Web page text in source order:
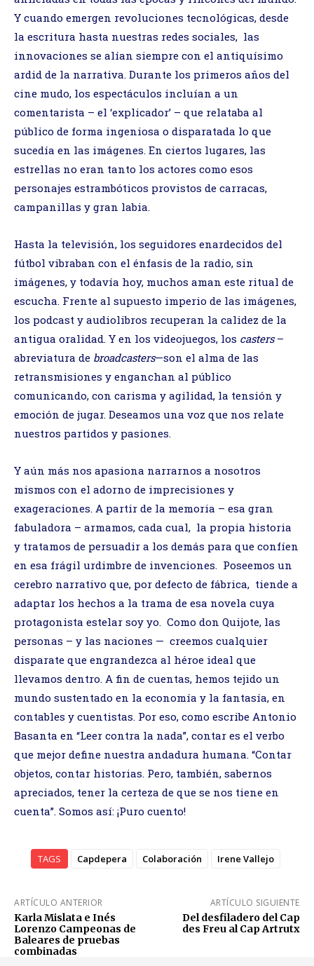
Y cuando emergen revoluciones tecnológicas, desde
la escritura hasta nuestras redes sociales, las
innovaciones se alían siempre con el antiquísimo
ardid de la narrativa. Durante los primeros años del
cine mudo, los espectáculos incluían a un
comentarista – el ‘explicador’ – que relataba al
público de forma ingeniosa o disparatada lo que
sucedía en las imágenes. En ciertos lugares, las
estrellas no eran tanto los actores como esos
personajes estrambóticos provistos de carracas,
campanillas y gran labia.
Hasta la televisión, los seguidores enardecidos del
fútbol vibraban con el énfasis de la radio, sin
imágenes, y todavía hoy, muchos aman este ritual de
escucha. Frente al supuesto imperio de las imágenes,
los podcast y audiolibros recuperan la calidez de la
antigua oralidad. Y en los videojuegos, los casters–
abreviatura de broadcasters—son el alma de las
retransmisiones y enganchan al público
comunicando, con carisma y agilidad, la tensión y
emoción de jugar. Deseamos una voz que nos relate
nuestros partidos y pasiones.
Y aún más nos apasiona narrarnos a nosotros
mismos con el adorno de imprecisiones y
exageraciones. A partir de la memoria – esa gran
fabuladora – armamos, cada cual, la propia historia
y tratamos de persuadir a los demás para que confíen
en esa frágil urdimbre de invenciones. Poseemos un
cerebro narrativo que, por defecto de fábrica, tiende a
adaptar los hechos a la trama de esa novela cuya
protagonista estelar soy yo. Como don Quijote, las
personas – y las naciones — creemos cualquier
disparate que engrandezca al héroe ideal que
llevamos dentro. A fin de cuentas, hemos tejido un
mundo sustentado en la economía y la fantasía, en
contables y cuentistas. Por eso, como escribe Antonio
Basanta en “Leer contra la nada”, contar es el verbo
que mejor define nuestra andadura humana. “Contar
objetos, contar historias. Pero, también, sabernos
apreciados, tener la certeza de que se nos tiene en
cuenta”. Somos así: ¡Puro cuento!
TAGS Capdepera Colaboración Irene Vallejo
ARTÍCULO ANTERIOR
Karla Mislata e Inés
Lorenzo Campeonas de
Baleares de pruebas
combinadas
ARTÍCULO SIGUIENTE
Del desfiladero del Cap
des Freu al Cap Artrutx